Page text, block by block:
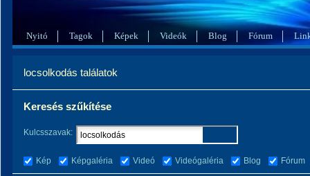
Nyitó Tagok Képek Videók Blog Fórum
locsolkodás találatok
Keresés szűkítése
Kulcsszavak:
Kép Képgaléria Videó Videógaléria Blog Fórum